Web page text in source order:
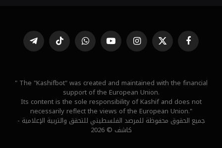
فيسبوك X
(Twitter)
الانستغراميوتيوب واتساب تيكتوك تيلقرام
" The "Kashifbot" was created and maintained with the financial
support of the European Union.
Its content is the sole responsibility of Kashif and does not
necessarily reflect the views of the European Union."
جميع الحقوق محفوظة للمرصد الفلسطيني للتحقق والتربية الإعلامية -
كاشف © 2026